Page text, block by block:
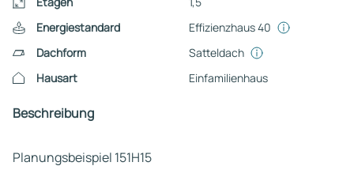
Energiestandard
Effizienzhaus 40
Dachform
Satteldach
Hausart
Einfamilienhaus
Beschreibung
Planungsbeispiel 151H15